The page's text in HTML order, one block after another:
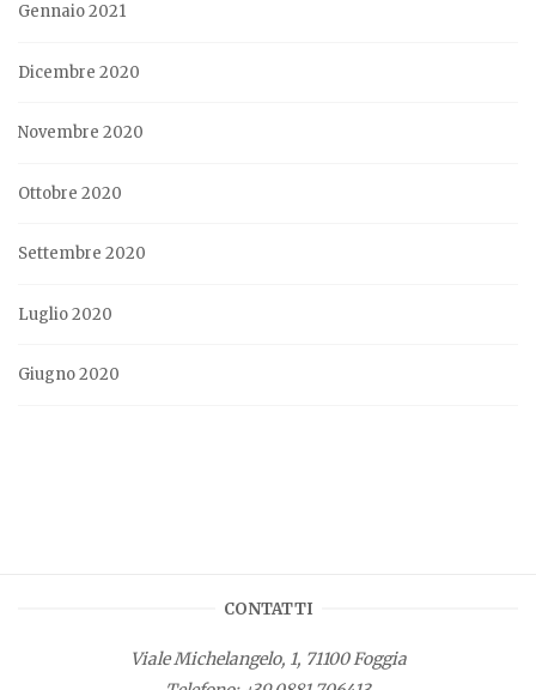
Gennaio 2021
Dicembre 2020
Novembre 2020
Ottobre 2020
Settembre 2020
Luglio 2020
Giugno 2020
CONTATTI
Viale Michelangelo, 1, 71100 Foggia